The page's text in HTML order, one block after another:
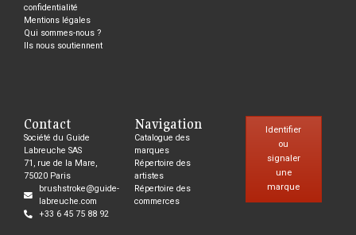
confidentialité
Mentions légales
Qui sommes-nous ?
Ils nous soutiennent
Contact
Société du Guide
Labreuche SAS
71, rue de la Mare,
75020 Paris
brushstroke@guide-
labreuche.com
+33 6 45 75 88 92
Navigation
Catalogue des
marques
Répertoire des
artistes
Répertoire des
commerces
Identifier
ou
signaler
une
marque